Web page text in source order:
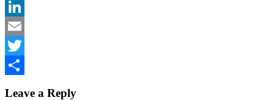
Telegram
LinkedIn
Email
Twitter
Leave a Reply